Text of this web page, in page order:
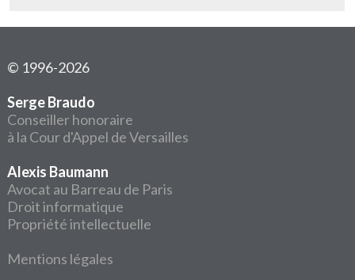
© 1996-2026
Serge Braudo
Conseiller honoraire
à la Cour d'Appel de Versailles
Alexis Baumann
Avocat au Barreau de Paris
Droit informatique
Propriété intellectuelle
Mentions légales